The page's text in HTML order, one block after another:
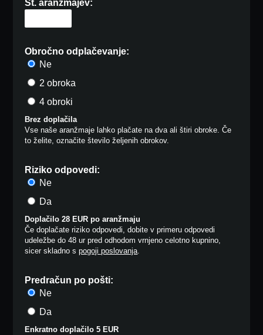
Št. aranžmajev:
Obročno odplačevanje:
Ne
2 obroka
4 obroki
Brez doplačila
Vse naše aranžmaje lahko plačate na dva ali štiri obroke. Če
to želite, označite število željenih obrokov.
Riziko odpovedi:
Ne
Da
Doplačilo 28 EUR po aranžmaju
Če doplačate riziko odpovedi, dobite v primeru odpovedi
udeležbe do 48 ur pred odhodom vrnjeno celotno kupnino,
sicer skladno spogoji poslovanja.
Predračun po pošti:
Ne
Da
Enkratno doplačilo 5 EUR